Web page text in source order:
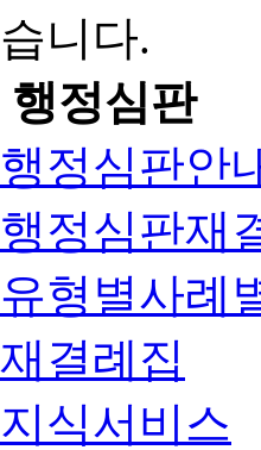
습니다.
행정심판
행정심판안
행정심판재
유형별사례
재결례집
지식서비스